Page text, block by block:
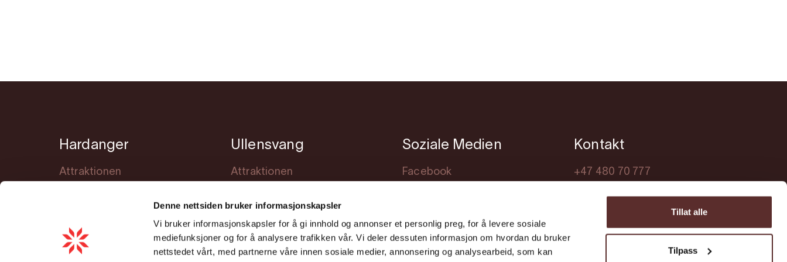
Denne nettsiden bruker informasjonskapsler
Vi bruker informasjonskapsler for å gi innhold og annonser et personlig preg, for å levere sosiale
mediefunksjoner og for å analysere trafikken vår. Vi deler dessuten informasjon om hvordan du bruker
nettstedet vårt, med partnerne våre innen sosiale medier, annonsering og analysearbeid, som kan
Tillat alle
Tilpass
Hardanger
Attraktionen
Lerne Hardanger kennen
Planung
Ullensvang
Attraktionen
Veranstaltungen
Planung
Soziale Medien
Facebook
Kontakt
+47 480 70 777